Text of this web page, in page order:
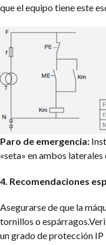
que el equipo tiene este
Paro de emergencia:
«seta» en ambos
4. Recomendaciones
Asegurarse de que la
tornillos o espárragos.
un grado de protección IP